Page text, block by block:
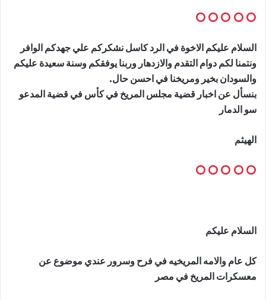
السلام عليكم الاخوة في الرد كاسل نشكركم علي جهدكم الوافر
ونتمنا لكم دوام التقدم والازدهار وربنا يوفقكم وسنة سعيدة عليكم
والسودان بخير ومريخنا في احسن حال.
بنسأل عن اخبار قضية مجلس المريخ في كأس في قضية المدعو
سو الدمار
الهيثم
السلام عليكم
كل عام والامه المريخيه في فرح وسرور عندي موضوع عن
معسكرات المريخ في مصر